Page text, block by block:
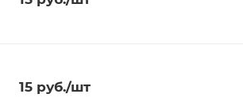
15руб./шт